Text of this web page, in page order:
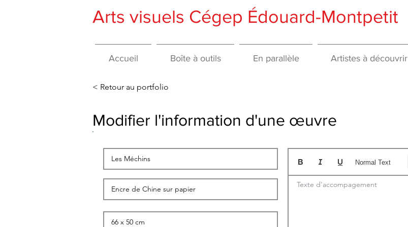
Arts visuels Cégep Édouard-Montpetit
Accueil Boîte à outils En parallèle Artistes à découvrir
< Retour au portfolio
Texte d'accompagement
Normal Text
Modifier l'information d'une œuvre